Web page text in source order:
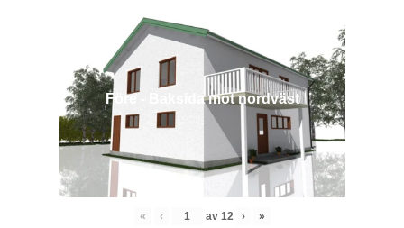
Före - Baksida mot nordväst
« ‹ av 12 › »